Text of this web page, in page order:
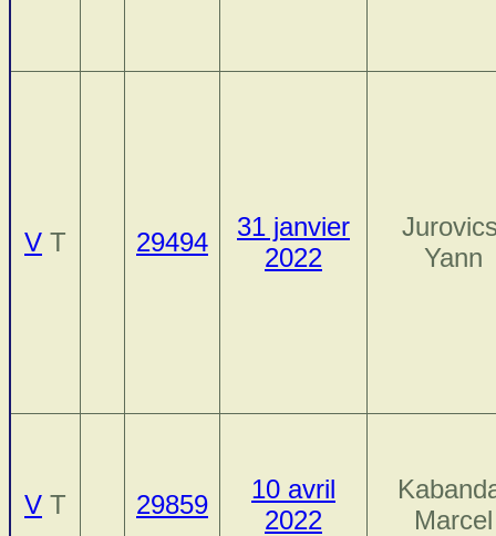
V T 29494
31 janvier
2022
Yann
V T 29859
10 avril
2022
Marcel